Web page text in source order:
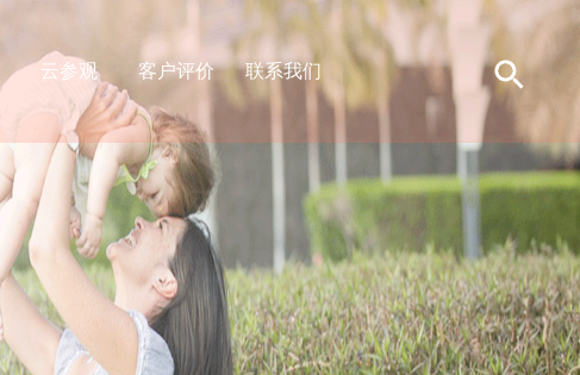
云参观 客户评价 联系我们